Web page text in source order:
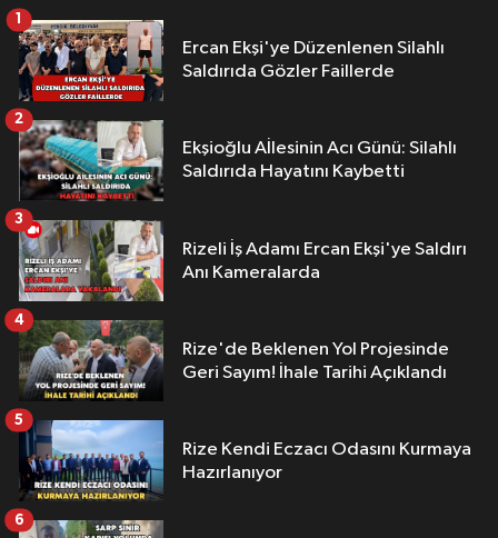
Ercan Ekşi'ye Düzenlenen Silahlı
Saldırıda Gözler Faillerde
1
Ekşioğlu Aİlesinin Acı Günü: Silahlı
Saldırıda Hayatını Kaybetti
2
Rizeli İş Adamı Ercan Ekşi'ye Saldırı
Anı Kameralarda
3
Rize'de Beklenen Yol Projesinde
Geri Sayım! İhale Tarihi Açıklandı
4
Rize Kendi Eczacı Odasını Kurmaya
Hazırlanıyor
5
6